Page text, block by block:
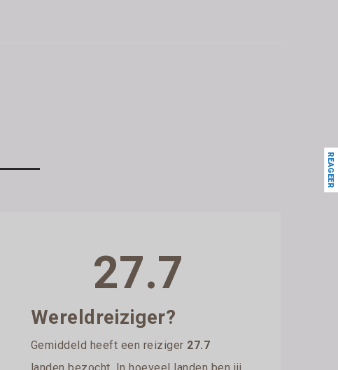
27.7
Wereldreiziger?
Gemiddeld heeft een reiziger 27.7
REAGEER